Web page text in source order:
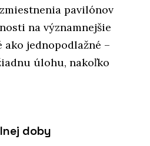
pavilónov
na významnejšie
jednopodlažné –
úlohu, nakoľko
doby